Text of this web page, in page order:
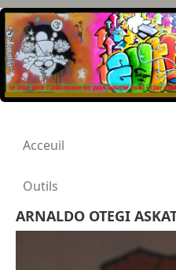
Acceuil
Outils
ARNALDO OTEGI